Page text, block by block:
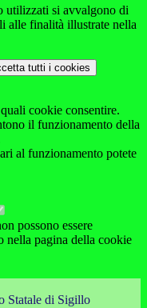
utilizzati si avvalgono di
alle finalità illustrate nella
tutti i cookies
cookie consentire.
il funzionamento della
al funzionamento potete
possono essere
nella pagina della cookie
Statale di Sigillo